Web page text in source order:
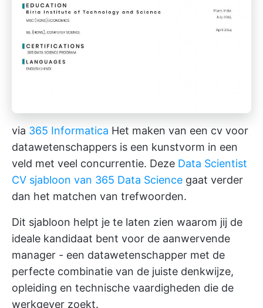
via 365 Informatica Het maken van een cv voor
datawetenschappers is een kunstvorm in een
veld met veel concurrentie. Deze Data Scientist
CV sjabloon van 365 Data Science gaat verder
dan het matchen van trefwoorden.
Dit sjabloon helpt je te laten zien waarom jij de
ideale kandidaat bent voor de aanwervende
manager - een datawetenschapper met de
perfecte combinatie van de juiste denkwijze,
opleiding en technische vaardigheden die de
werkgever zoekt.